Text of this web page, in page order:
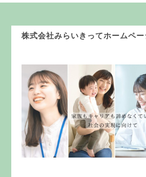
株式会社みらいきってホームペー